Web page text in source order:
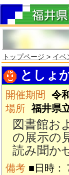
トップページ > イベ
としょ
開催期間
令
場所 福井県
図書館お
の展示の
読み聞か
備考 ■日時：